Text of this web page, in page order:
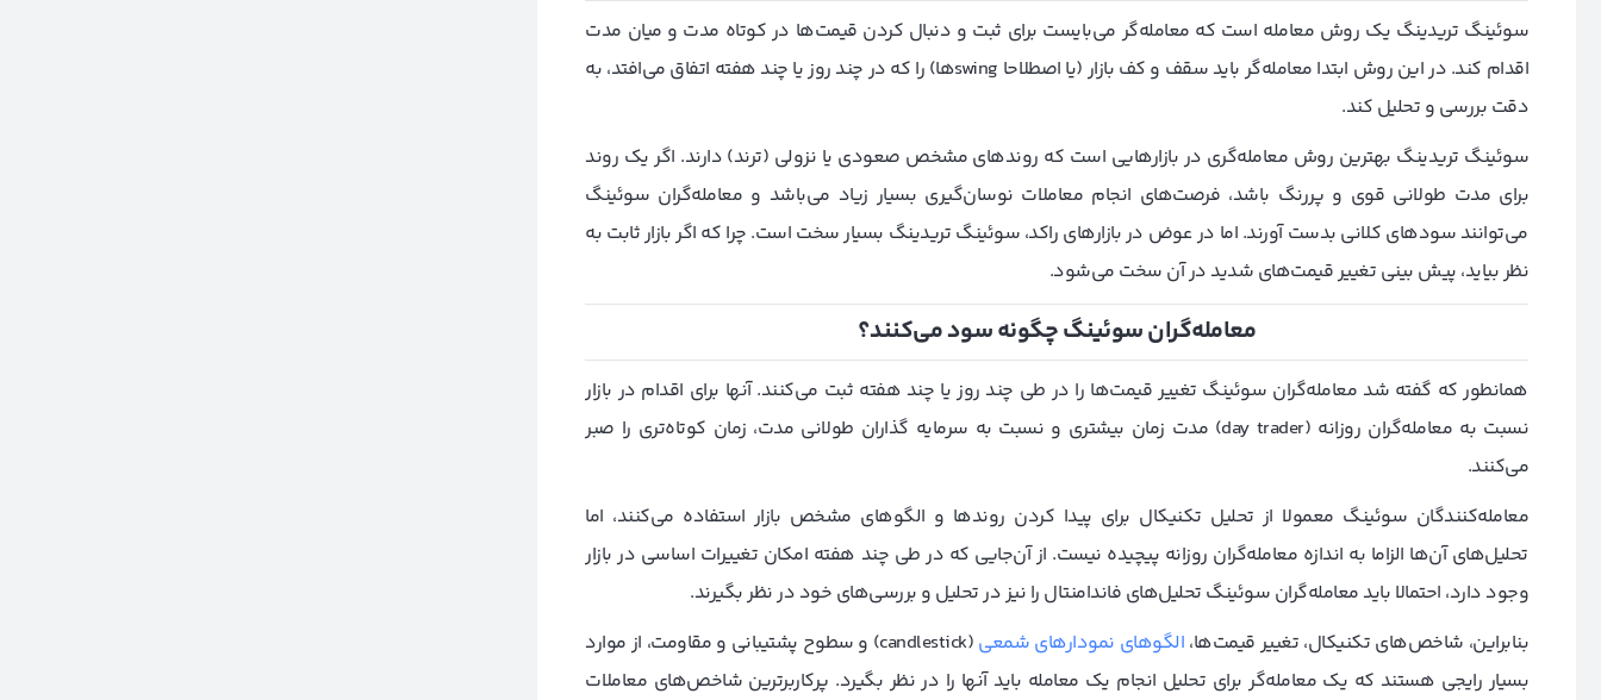
سوئینگ تریدینگ یک روش معامله‌ است که معامله‌گر می‌بایست برای ثبت و دنبال کردن قیمت‌ها در کوتاه مدت و میان مدت
اقدام کند. در این روش ابتدا معامله‌گر باید سقف و کف بازار (یا اصطلاحا swingها) را که در چند روز یا چند هفته اتفاق می‌افتد، به
دقت بررسی و تحلیل کند.
سوئینگ تریدینگ بهترین روش معامله‌گری در بازارهایی است که روندهای مشخص صعودی یا نزولی (ترند) دارند. اگر یک روند
برای مدت طولانی قوی و پررنگ باشد، فرصت‌های انجام معاملات نوسان‌گیری بسیار زیاد می‌باشد و معامله‌گران سوئینگ
می‌توانند سودهای کلانی بدست آورند. اما در عوض در بازارهای راکد، سوئینگ تریدینگ بسیار سخت است. چرا که اگر بازار ثابت به
نظر بیاید، پیش‌ بینی تغییر قیمت‌های شدید در آن سخت می‌شود.
معامله‌گران سوئینگ چگونه سود می‌کنند؟
همانطور که گفته شد معامله‌گران سوئینگ تغییر قیمت‌ها را در طی چند روز یا چند هفته ثبت می‌کنند. آنها برای اقدام در بازار
نسبت به معامله‌گران روزانه (day trader) مدت زمان بیشتری و نسبت به سرمایه‌ گذاران طولانی مدت، زمان کوتاه‌تری را صبر
می‌کنند.
معامله‌کنندگان سوئینگ معمولا از تحلیل تکنیکال برای پیدا کردن روندها و الگو‌های مشخص بازار استفاده می‌کنند، اما
تحلیل‌های آن‌ها الزاما به اندازه معامله‌‌گران روزانه پیچیده نیست. از آن‌جایی که در طی چند هفته امکان تغییرات اساسی در بازار
وجود دارد، احتمالا باید معامله‌گران سوئینگ تحلیل‌های فاندامنتال را نیز در تحلیل و بررسی‌های خود در نظر بگیرند.
بنابراین، شاخص‌های تکنیکال، تغییر قیمت‌ها، الگو‌های نمودارهای شمعی
(candlestick) و سطوح پشتیبانی و مقاومت، از موارد
بسیار رایجی هستند که یک معامله‌گر برای تحلیل انجام یک معامله باید آنها را در نظر بگیرد. پرکاربرترین شاخص‌های معاملات